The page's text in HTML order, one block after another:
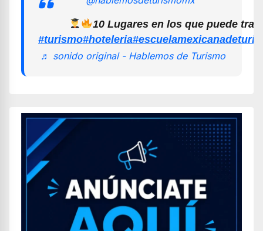
10 Lugares en los que puede
#turismo#hoteleria
♬ sonido original - Hablemos de Turismo